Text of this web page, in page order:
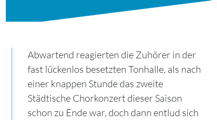
Abwartend reagierten die Zuhörer in der
fast lückenlos besetzten Tonhalle, als nach
einer knappen Stunde das zweite
Städtische Chorkonzert dieser Saison
schon zu Ende war, doch dann entlud sich